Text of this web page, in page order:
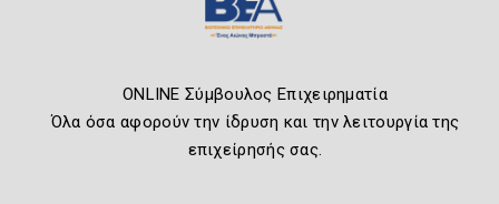
ONLINE Σύμβουλος Επιχειρηματία
Όλα όσα αφορούν την ίδρυση και την λειτουργία της
επιχείρησής σας.